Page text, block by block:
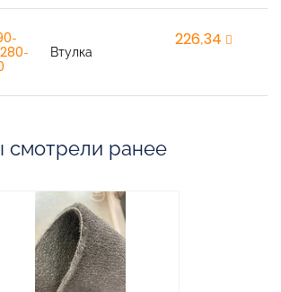
Втулка
226,34
смотрели ранее